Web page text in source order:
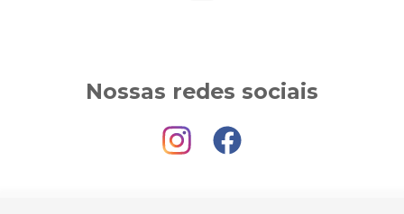
Nossas redes sociais